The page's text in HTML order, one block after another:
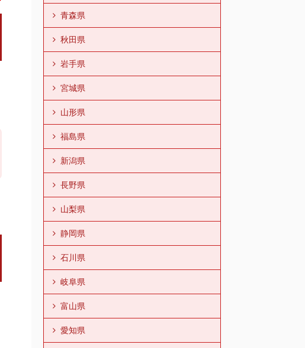
青森県
秋田県
岩手県
宮城県
山形県
福島県
新潟県
長野県
山梨県
静岡県
石川県
岐阜県
富山県
愛知県